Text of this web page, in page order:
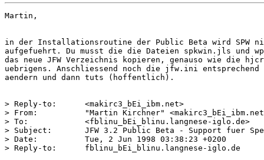
Martin,
in der Installationsroutine der Public Beta wird SPW
aufgefuehrt. Du musst die die Dateien spkwin.jls und
das neue JFW Verzeichnis kopieren, genauso wie die
uebrigens. Anschliessend noch die jfw.ini entsprechend
aendern und dann tuts (hoffentlich).
> Reply-to:      <makirc3_bEi_ibm.net>
> From:          "Martin Kirchner"
> To:            <fblinu_bEi_blinu.langnese-iglo.de>
> Subject:       JFW 3.2 Public Beta - Support fuer
> Date:          Tue, 2 Jun 1998 03:38:23 +0200
> Reply-to:      fblinu_bEi_blinu.langnese-iglo.de